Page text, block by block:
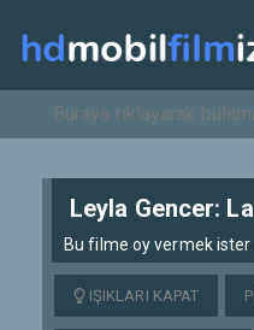
Leyla Gencer:
Bu filme oy vermek
IŞIKLARI KAPAT